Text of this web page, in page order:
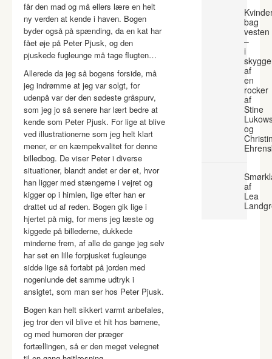
får den mad og må ellers lære en helt
ny verden at kende i haven. Bogen
byder også på spænding, da en kat har
fået øje på Peter Pjusk, og den
pjuskede fugleunge må tage flugten…
Allerede da jeg så bogens forside, må
jeg indrømme at jeg var solgt, for
udenpå var der den sødeste gråspurv,
som jeg jo så senere har lært bedre at
kende som Peter Pjusk. For lige at blive
ved illustrationerne som jeg helt klart
mener, er en kæmpekvalitet for denne
billedbog. De viser Peter i diverse
situationer, blandt andet er der et, hvor
han ligger med stængerne i vejret og
kigger op i himlen, lige efter han er
drattet ud af reden. Bogen gik lige i
hjertet på mig, for mens jeg læste og
kiggede på billederne, dukkede
minderne frem, af alle de gange jeg selv
har set en lille forpjusket fugleunge
sidde lige så fortabt på jorden med
nogenlunde det samme udtryk i
ansigtet, som man ser hos Peter Pjusk.
Bogen kan helt sikkert varmt anbefales,
jeg tror den vil blive et hit hos børnene,
og med humoren der præger
fortællingen, så er den meget velegnet
bag
vesten
–
i
af
en
rocker
af
Stine
og
af
Lea